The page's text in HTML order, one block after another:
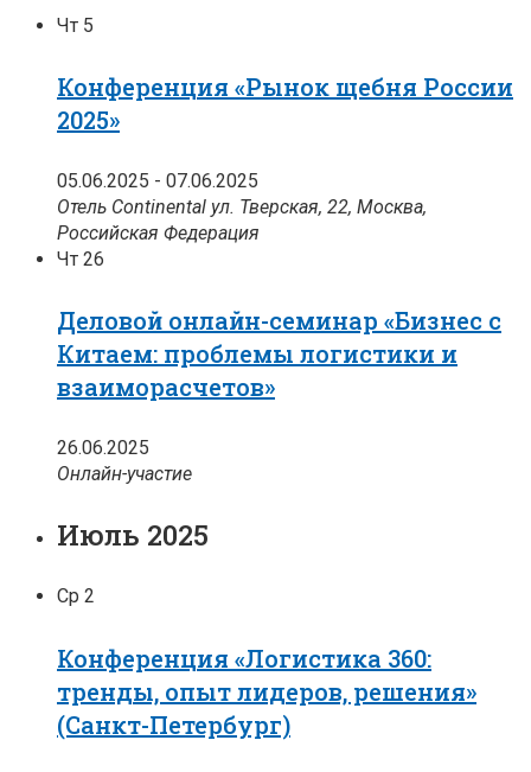
Чт 5
Конференция «Рынок щебня России
2025»
05.06.2025 - 07.06.2025
Отель Continental ул. Тверская, 22, Москва,
Российская Федерация
Чт 26
Деловой онлайн-семинар «Бизнес с
Китаем: проблемы логистики и
взаиморасчетов»
26.06.2025
Онлайн-участие
Июль 2025
Ср 2
Конференция «Логистика 360:
тренды, опыт лидеров, решения»
(Санкт-Петербург)